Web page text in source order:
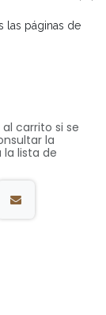
las páginas de
carrito si se
la
lista de